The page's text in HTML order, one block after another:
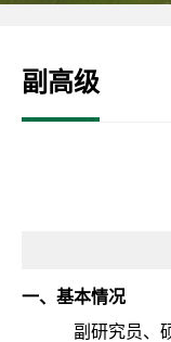
副高级
一、基本情况
副研究员、